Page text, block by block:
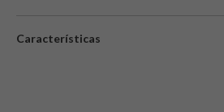
Características